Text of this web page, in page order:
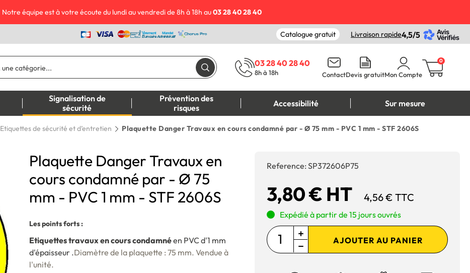
Notre équipe est à votre écoute du lundi au vendredi de 8h à 18h au03 28 40 28 40
Catalogue gratuit Livraison rapide4,5/5
03 28 40 28 40
8h à 18h ContactDevis gratuitMon Compte
0
Signalisation de
sécurité
Prévention des
risques
Accessibilité Sur mesure
Etiquettes de sécurité et d’entretien Plaquette Danger Travaux en cours condamné par - Ø 75 mm - PVC 1 mm - STF 2606S
Plaquette Danger Travaux en
cours condamné par - Ø 75
mm - PVC 1 mm - STF 2606S
Les points forts :
Etiquettes travaux en cours condamnéen PVC d'1 mm
d'épaisseur .Diamètre de la plaquette : 75 mm. Vendue à
l'unité.
Reference: SP372606P75
3,80 € HT 4,56 € TTC
Expédié à partir de 15 jours ouvrés
AJOUTER AU PANIER